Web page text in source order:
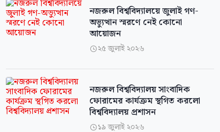
নজরুল বিশ্ববিদ্যালয়ে জুলাই গণ-
অভ্যুত্থান স্মরণে নেই কোনো
আয়োজন
২৫ জুলাই ২০২৬
নজরুল বিশ্ববিদ্যালয় সাংবাদিক
ফোরামের কার্যক্রম স্থগিত করলো
বিশ্ববিদ্যালয় প্রশাসন
১৯ জুলাই ২০২৬